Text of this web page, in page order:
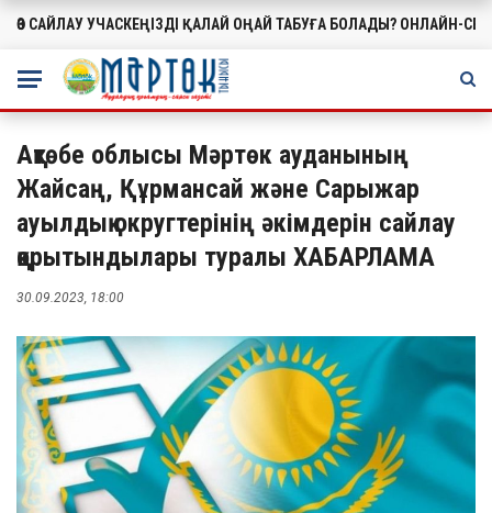
МАҢЫЗДЫ
ӨЗ САЙЛАУ УЧАСКЕҢІЗДІ ҚАЛАЙ ОҢАЙ ТАБУҒА БОЛАДЫ? ОНЛАЙН-
Ақтөбе облысы Мәртөк ауданының
Жайсаң, Құрмансай және Сарыжар
ауылдық округтерінің әкімдерін сайлау
қорытындылары туралы ХАБАРЛАМА
30.09.2023, 18:00